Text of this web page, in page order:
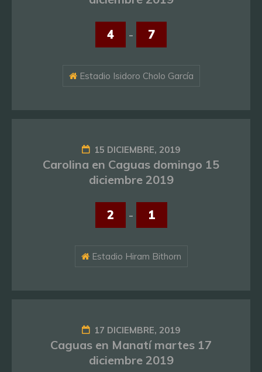
4 - 7
Estadio Isidoro Cholo García
15 DICIEMBRE, 2019
Carolina en Caguas domingo 15
diciembre 2019
2 - 1
Estadio Hiram Bithorn
17 DICIEMBRE, 2019
Caguas en Manatí martes 17
diciembre 2019